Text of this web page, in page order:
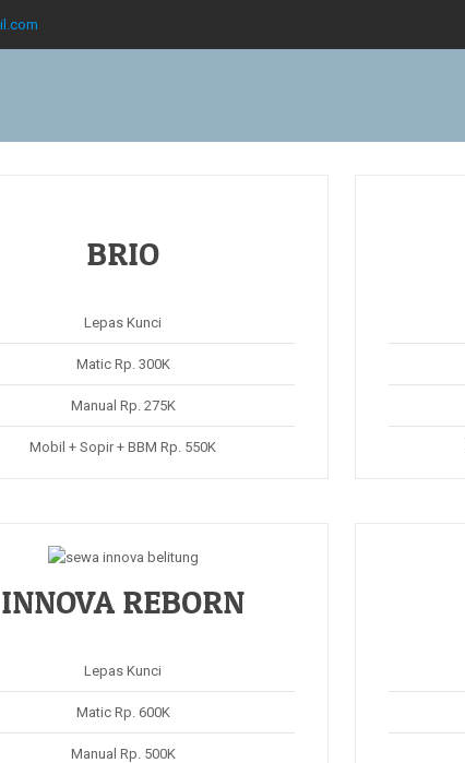
BRIO
Lepas Kunci
Matic Rp. 300K
Manual Rp. 275K
Mobil + Sopir + BBM Rp. 550K
INNOVA REBORN
Lepas Kunci
Matic Rp. 600K
Manual Rp. 500K